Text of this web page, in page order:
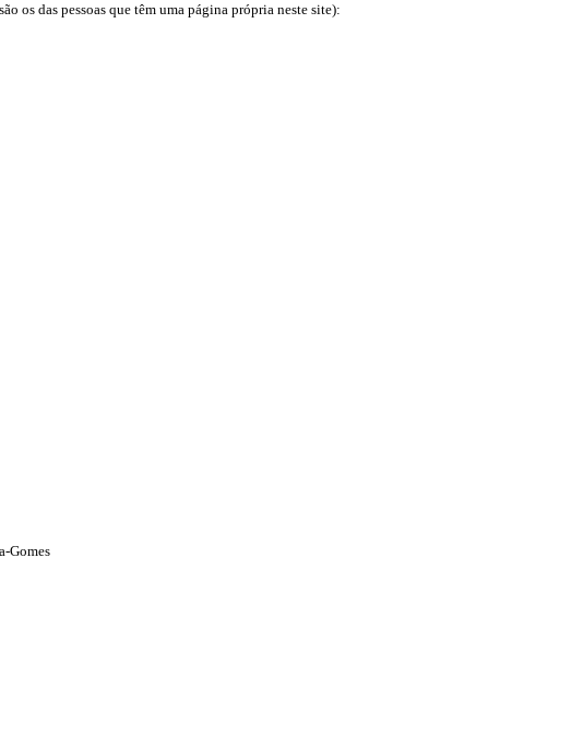
os das pessoas que têm uma página própria neste site):
Gomes